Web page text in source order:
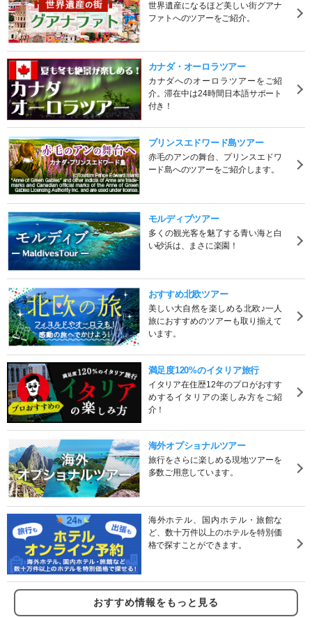
世界遺産になるほど美しい街グアナ
ファトへのツアーをご紹介。
カナダ・オーロラツアー
カナダへのオーロラツアーをご紹
介。滞在中は24時間日本語サポート
付き！
プリンスエドワード島ツアー
赤毛のアンの舞台、プリンスエドワ
ード島へのツアーをご紹介します。
モルディブツアー
多くの観光客を魅了する青い海と白
い砂浜は、まさに楽園！
おすすめ北欧ツアー
美しい大自然を楽しめる北欧♪一人
旅におすすめのツアーも取り揃えて
います。
満足度120%のイタリア旅行
イタリア在住歴12年のプロがおすす
めするイタリアの楽しみ方をご紹
介！
海外オプショナルツアー
旅行をさらに楽しめる現地ツアーを
多数ご用意しています。
海外ホテル、国内ホテル・旅館な
ど、数十万件以上のホテルを特別価
格で探すことができます。
おすすめ情報をもっと見る